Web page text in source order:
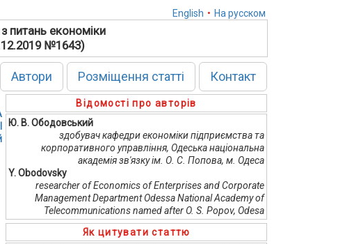
English • На русском
питань економіки
№1643)
Автори Розміщення статті Контакт
Відомості про авторів
Ю. В. Ободовський
здобувач кафедри економіки підприємства та
корпоративного управління, Одеська національна
академія зв'язку ім. О. С. Попова, м. Одеса
Y. Obodovsky
researcher of Economics of Enterprises and Corporate
Management Department Odessa National Academy of
Telecommunications named after O. S. Popov, Odesa
Як цитувати статтю